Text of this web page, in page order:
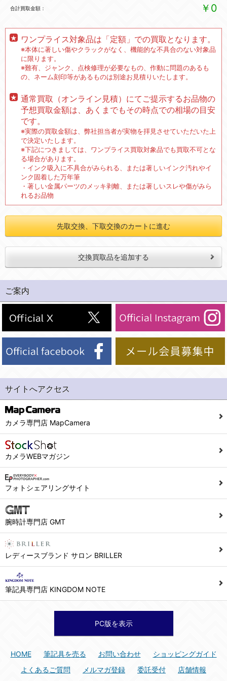
合計買取金額 ￥0
ワンプライス対象品は「定額」での買取となります。
※本体に著しい傷やクラックがなく、機能的な不具合のない対象品
に限ります。
※難有、ジャンク、点検修理が必要なもの、作動に問題のあるも
の、ネーム刻印等があるものは別途お見積りいたします。
通常買取（オンライン見積）にてご提示するお品物の
予想買取金額は、あくまでもその時点での相場の目安
です。
※実際の買取金額は、弊社担当者が実物を拝見させていただいた上
で決定いたします。
※下記につきましては、ワンプライス買取対象品でも買取不可とな
る場合があります。
・インク吸入に不具合がみられる、または著しいインク汚れやイ
ンク固着した万年筆
・著しい金属パーツのメッキ剥離、または著しいスレや傷がみら
れるお品物
先取交換、下取交換のカートに進む
交換買取品を追加する
ご案内
サイトへアクセス
カメラ専門店 MapCamera
カメラWEBマガジン
フォトシェアリングサイト
腕時計専門店 GMT
レディースブランド サロン BRILLER
筆記具専門店 KINGDOM NOTE
PC版を表示
HOME 筆記具を売る お問い合わせ
ショッピングガイド
よくあるご質問
メルマガ登録 委託受付 店舗情報